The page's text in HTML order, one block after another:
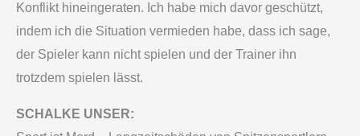
Konflikt hineingeraten. Ich habe mich davor geschützt,
indem ich die Situation vermieden habe, dass ich sage,
der Spieler kann nicht spielen und der Trainer ihn
trotzdem spielen lässt.
SCHALKE UNSER: